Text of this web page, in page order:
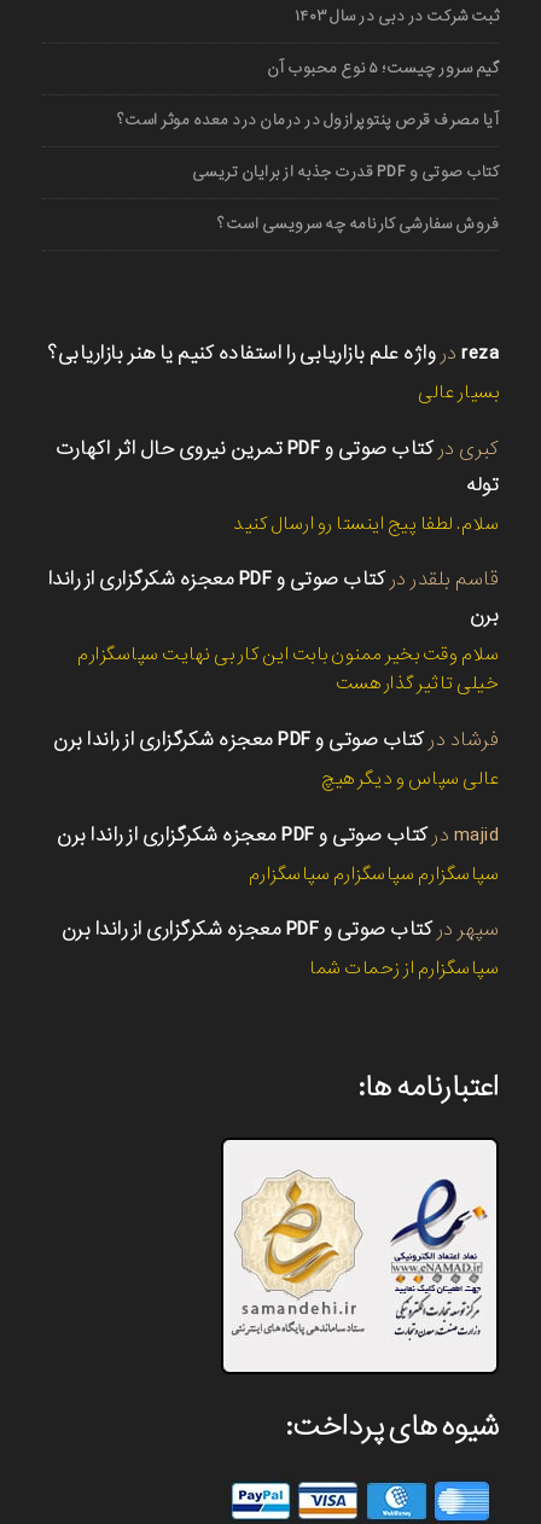
ثبت شرکت در دبی در سال ۱۴۰۳
گیم سرور چیست؛ ۵ نوع محبوب آن
آیا مصرف قرص پنتوپرازول در درمان درد معده موثر است؟
کتاب صوتی و PDF قدرت جذبه از برایان تریسی
فروش سفارشی کارنامه چه سرویسی است؟
reza در واژه علم بازاریابی را استفاده کنیم یا هنر بازاریابی؟
بسیار عالی
کبری در
کتاب صوتی و PDF تمرین نیروی حال اثر اکهارت
توله
سلام. لطفا پیج اینستا رو ارسال کنید
قاسم بلقدر در
کتاب صوتی و PDF معجزه شکرگزاری از راندا
برن
سلام وقت بخیر ممنون بابت این کار بی نهایت سپاسگزارم
خیلی تاثیر گذار هست
فرشاد درکتاب صوتی و PDF معجزه شکرگزاری از راندا برن
عالی سپاس و دیگر هیچ
majid درکتاب صوتی و PDF معجزه شکرگزاری از راندا برن
سپاسگزارم سپاسگزارم سپاسگزارم
سپهر درکتاب صوتی و PDF معجزه شکرگزاری از راندا برن
سپاسگزارم از زحمات شما
اعتبارنامه ها:
شیوه های پرداخت: